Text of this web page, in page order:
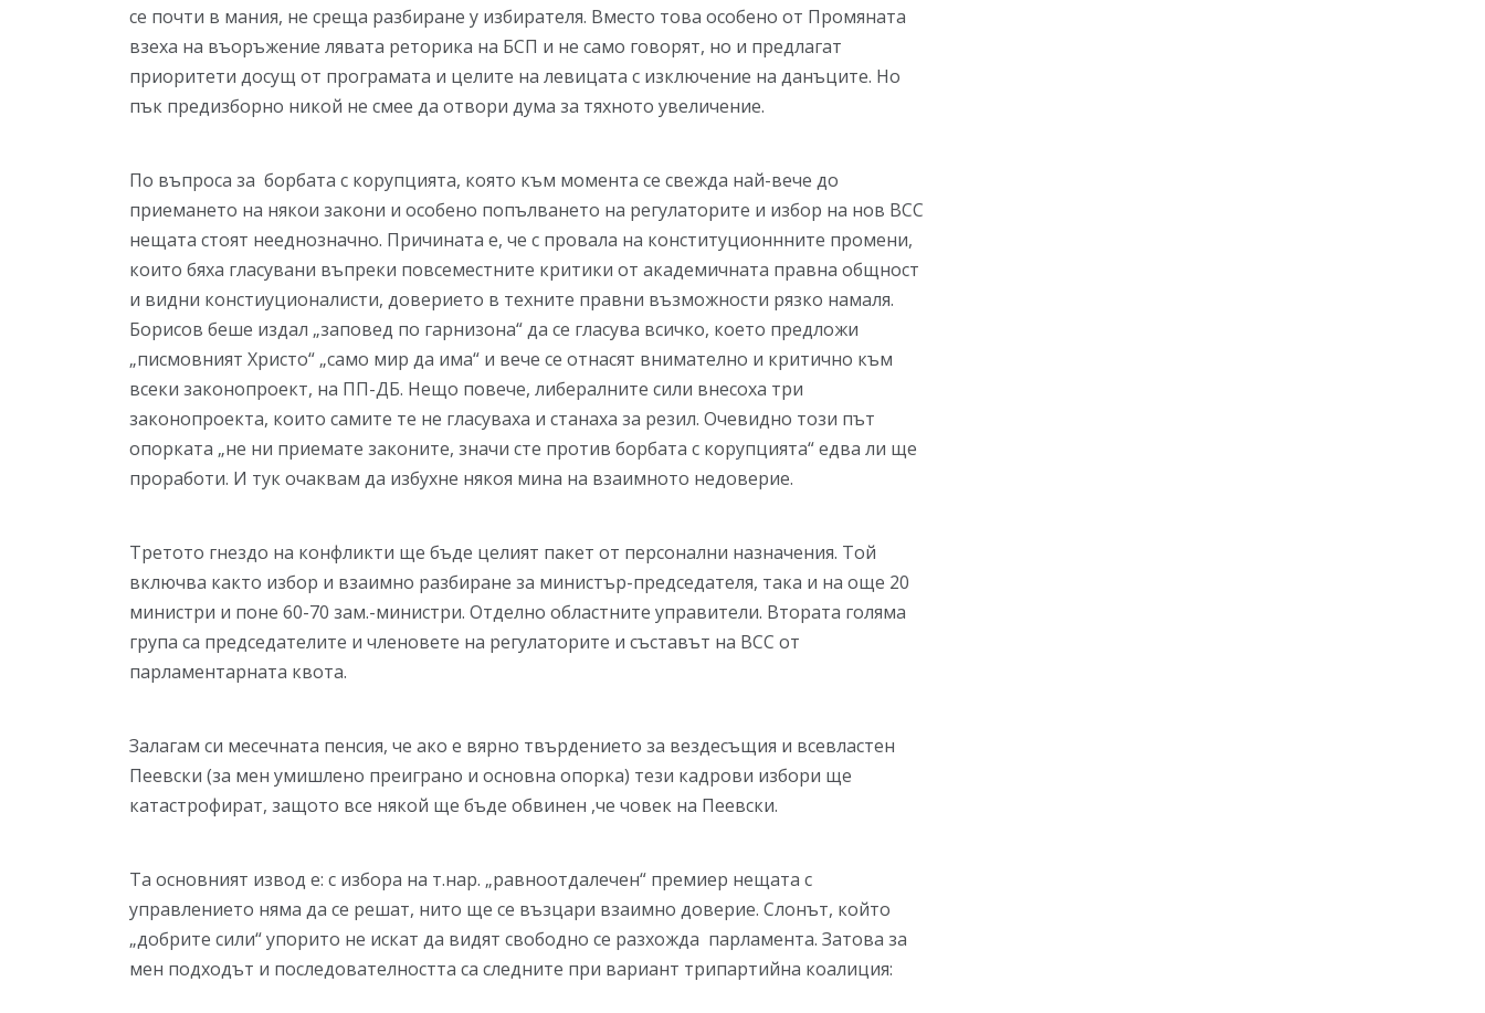
се почти в мания, не среща разбиране у избирателя. Вместо това особено от Промяната
взеха на въоръжение лявата реторика на БСП и не само говорят, но и предлагат
приоритети досущ от програмата и целите на левицата с изключение на данъците. Но
пък предизборно никой не смее да отвори дума за тяхното увеличение.
По въпроса за борбата с корупцията, която към момента се свежда най-вече до
приемането на някои закони и особено попълването на регулаторите и избор на нов ВСС
нещата стоят нееднозначно. Причината е, че с провала на конституционнните промени,
които бяха гласувани въпреки повсеместните критики от академичната правна общност
и видни констиуционалисти, доверието в техните правни възможности рязко намаля.
Борисов беше издал „заповед по гарнизона“ да се гласува всичко, което предложи
„писмовният Христо“ „само мир да има“ и вече се отнасят внимателно и критично към
всеки законопроект, на ПП-ДБ. Нещо повече, либералните сили внесоха три
законопроекта, които самите те не гласуваха и станаха за резил. Очевидно този път
опорката „не ни приемате законите, значи сте против борбата с корупцията“ едва ли ще
проработи. И тук очаквам да избухне някоя мина на взаимното недоверие.
Третото гнездо на конфликти ще бъде целият пакет от персонални назначения. Той
включва както избор и взаимно разбиране за министър-председателя, така и на още 20
министри и поне 60-70 зам.-министри. Отделно областните управители. Втората голяма
група са председателите и членовете на регулаторите и съставът на ВСС от
парламентарната квота.
Залагам си месечната пенсия, че ако е вярно твърдението за вездесъщия и всевластен
Пеевски (за мен умишлено преиграно и основна опорка) тези кадрови избори ще
катастрофират, защото все някой ще бъде обвинен ,че човек на Пеевски.
Та основният извод е: с избора на т.нар. „равноотдалечен“ премиер нещата с
управлението няма да се решат, нито ще се възцари взаимно доверие. Слонът, който
„добрите сили“ упорито не искат да видят свободно се разхожда парламента. Затова за
мен подходът и последователността са следните при вариант трипартийна коалиция: